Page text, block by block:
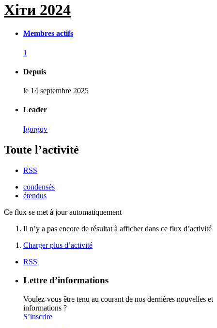
Хіти 2024
Membres actifs
1
Depuis
le 14 septembre 2025
Leader
Igorgqv
Toute l’activité
RSS
condensés
étendus
Ce flux se met à jour automatiquement
Il n’y a pas encore de résultat à afficher dans ce flux d’activité
Charger plus d’activité
RSS
Lettre d’informations
Voulez-vous être tenu au courant de nos dernières nouvelles et
informations ?
S’inscrire